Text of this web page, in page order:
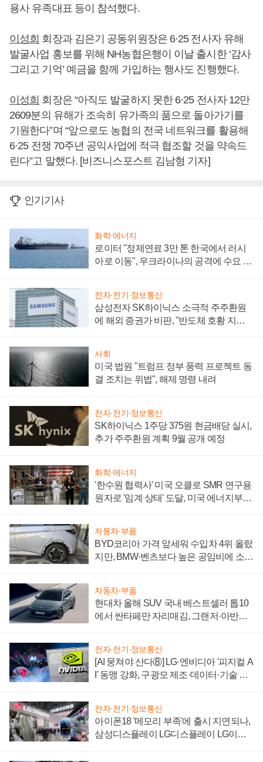
용사 유족대표 등이 참석했다.
이성희 회장과 김은기 공동위원장은 6·25 전사자 유해
발굴사업 홍보를 위해 NH농협은행이 이날 출시한 ‘감사
그리고 기억’ 예금을 함께 가입하는 행사도 진행했다.
이성희 회장은 “아직도 발굴하지 못한 6·25 전사자 12만
2609분의 유해가 조속히 유가족의 품으로 돌아가기를
기원한다”며 “앞으로도 농협의 전국 네트워크를 활용해
6·25 전쟁 70주년 공익사업에 적극 협조할 것을 약속드
린다”고 말했다. [비즈니스포스트 김남형 기자]
인기기사
화학·에너지
로이터 "정제연료 3만 톤 한국에서 러시
아로 이동", 우크라이나의 공격에 수요 늘
전자·전기·정보통신
삼성전자 SK하이닉스 소극적 주주환원
에 해외 증권가 비판, "반도체 호황 지속
사회
미국 법원 "트럼프 정부 풍력 프로젝트 동
결 조치는 위법", 해제 명령 내려
전자·전기·정보통신
SK하이닉스 1주당 375원 현금배당 실시,
추가 주주환원 계획 9월 공개 예정
화학·에너지
'한수원 협력사' 미국 오클로 SMR 연구용
원자로 '임계 상태' 도달, 미국 에너지부
자동차·부품
BYD코리아 가격 앞세워 수입차 4위 올랐
지만, BMW·벤츠보다 높은 공임비에 소비
자동차·부품
현대차 올해 SUV 국내 베스트셀러 톱10
에서 싼타페만 자리매김, 그랜저·아반떼
전자·전기·정보통신
[AI 뭉쳐야 산다⑧] LG·엔비디아 '피지컬 A
I' 동맹 강화, 구광모 제조·데이터·기술 결
전자·전기·정보통신
아이폰18 '메모리 부족'에 출시 지연되나,
삼성디스플레이 LG디스플레이 LG이노